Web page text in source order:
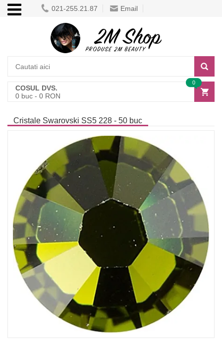
021-255.21.87 Email
COSUL DVS.
0 buc - 0 RON
0
Cristale Swarovski SS5 228 - 50 buc